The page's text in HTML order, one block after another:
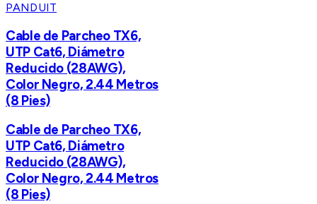
PANDUIT
Cable de Parcheo TX6,
UTP Cat6, Diámetro
Reducido (28AWG),
Color Negro, 2.44 Metros
(8 Pies)
Cable de Parcheo TX6,
UTP Cat6, Diámetro
Reducido (28AWG),
Color Negro, 2.44 Metros
(8 Pies)